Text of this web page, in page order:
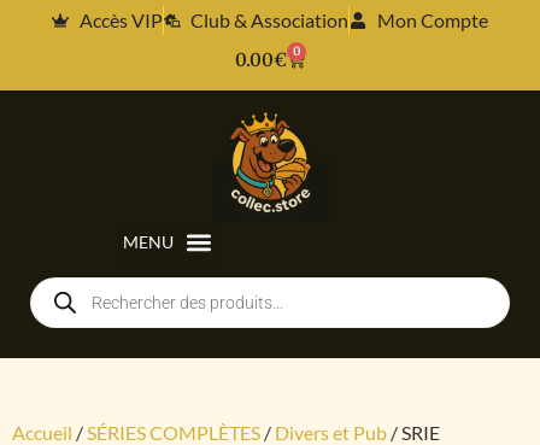
Accès VIP Club & Association
Mon Compte
0.00€ 0
Accueil /SÉRIES COMPLÈTES / Divers et Pub / SRIE